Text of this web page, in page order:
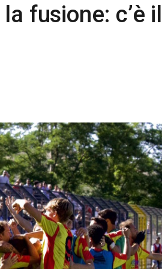
fusione: c’è il